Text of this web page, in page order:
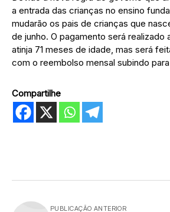
a entrada das crianças no ensino
mudarão os pais de crianças que
de junho. O pagamento será realizado
atinja 71 meses de idade, mas será
com o reembolso mensal subindo
Compartilhe
PUBLICAÇÃO ANTERIOR